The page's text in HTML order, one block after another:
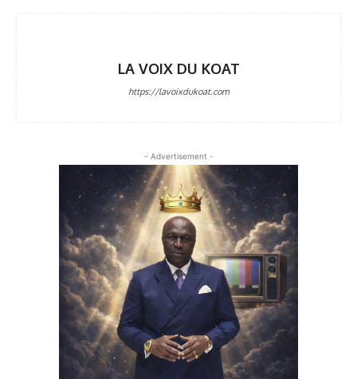
LA VOIX DU KOAT
https://lavoixdukoat.com
- Advertisement -